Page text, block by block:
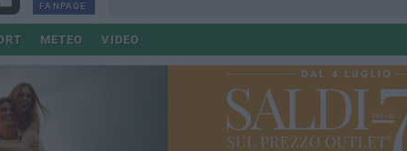
FANPAGE
METEO VIDEO